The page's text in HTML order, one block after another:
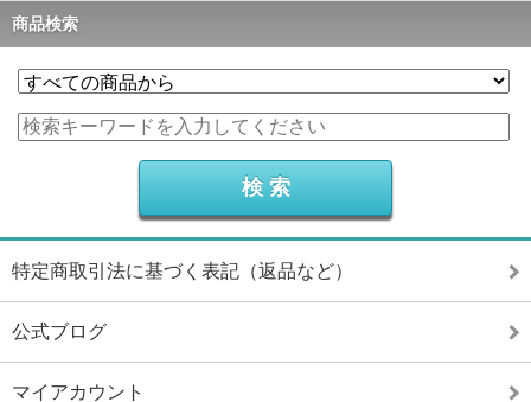
商品検索
特定商取引法に基づく表記（返品など）
公式ブログ
マイアカウント